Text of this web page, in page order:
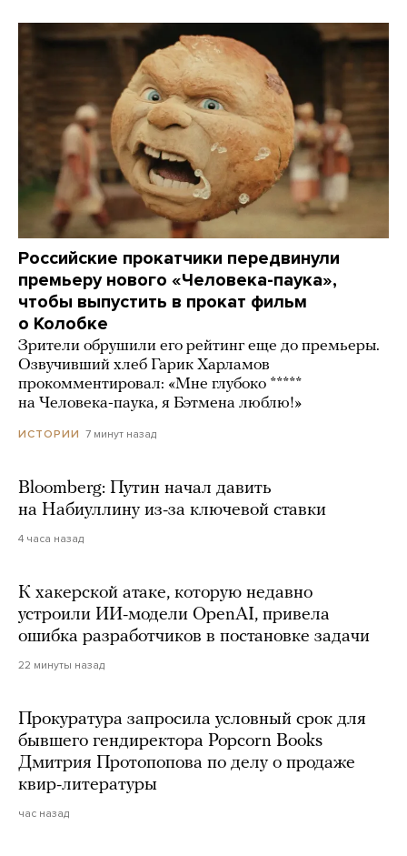
Российские прокатчики передвинули
премьеру нового «Человека-паука»,
чтобы выпустить в прокат фильм
о Колобке
Зрители обрушили его рейтинг еще до премьеры.
Озвучивший хлеб Гарик Харламов
прокомментировал: «Мне глубоко *****
на Человека-паука, я Бэтмена люблю!»
ИСТОРИИ 7 минут назад
Bloomberg: Путин начал давить
на Набиуллину из-за ключевой ставки
4 часа назад
К хакерской атаке, которую недавно
устроили ИИ-модели OpenAI, привела
ошибка разработчиков в постановке задачи
22 минуты назад
Прокуратура запросила условный срок для
бывшего гендиректора Popcorn Books
Дмитрия Протопопова по делу о продаже
квир-литературы
час назад